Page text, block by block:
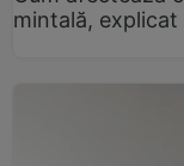
mintală,